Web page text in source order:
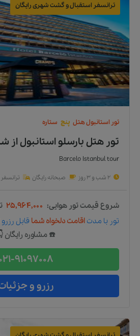
ترانسفر استقبال و گشت شهری رایگان
تور استانبولهتل پنج ستاره
تور هتل بارسلو استانبولاز
Barcelo Istanbul tour
2 شب و 3 روز صبحانه رایگان
شروع قیمت تور هوایی: ۲۵,۹۶۴,۰۰۰
تور با مدت اقامت دلخواه شما قابل
☎️ مشاوره رایگان
91097008
رزرو و